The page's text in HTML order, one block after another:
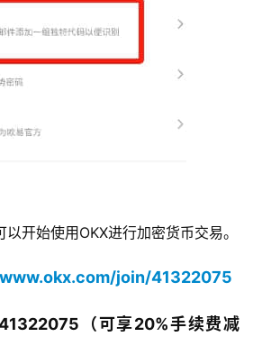
开始使用OKX进行加密货币交易。
join/41322075
（可享20%手续费减